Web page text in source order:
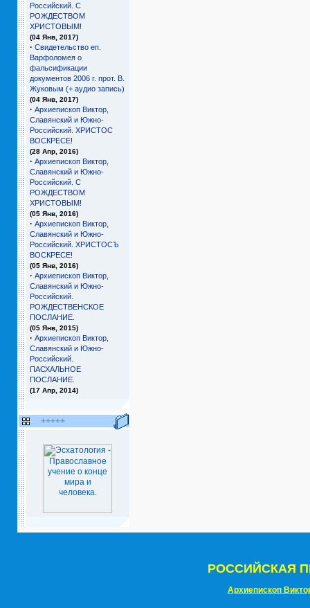
Российский. С
РОЖДЕСТВОМ
ХРИСТОВЫМ!
(04 Янв, 2017)
· Свидетельство еп.
Варфоломея о
фальсификации
документов 2006 г. прот. В.
Жуковым (+ аудио запись)
(04 Янв, 2017)
· Архиепископ Виктор,
Славянский и Южно-
Российский. ХРИСТОС
ВОСКРЕСЕ!
(28 Апр, 2016)
· Архиепископ Виктор,
Славянский и Южно-
Российский. С
РОЖДЕСТВОМ
ХРИСТОВЫМ!
(05 Янв, 2016)
· Архиепископ Виктор,
Славянский и Южно-
Российский. ХРИСТОСЪ
ВОСКРЕСЕ!
(05 Янв, 2016)
· Архиепископ Виктор,
Славянский и Южно-
Российский.
РОЖДЕСТВЕНСКОЕ
ПОСЛАНИЕ.
(05 Янв, 2015)
· Архиепископ Виктор,
Славянский и Южно-
Российский.
ПАСХАЛЬНОЕ
ПОСЛАНИЕ.
(17 Апр, 2014)
+++++
РОССИЙСКАЯ
Архиепископ